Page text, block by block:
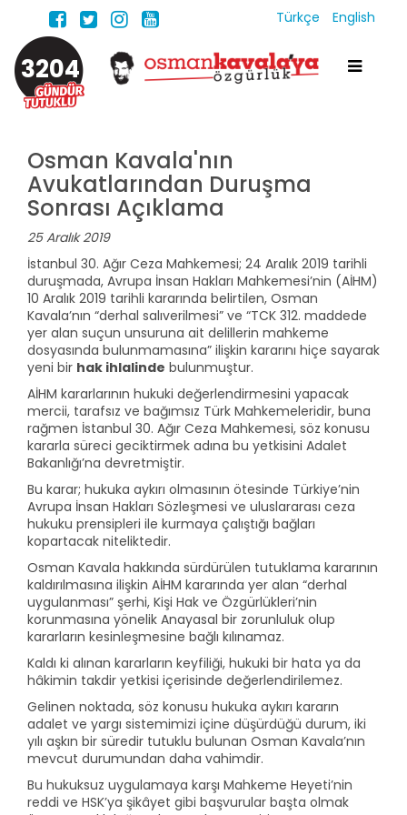
Türkçe English
3204
Osman Kavala'nın
Avukatlarından Duruşma
Sonrası Açıklama
25 Aralık 2019
İstanbul 30. Ağır Ceza Mahkemesi; 24 Aralık 2019 tarihli
duruşmada, Avrupa İnsan Hakları Mahkemesi’nin (AİHM)
10 Aralık 2019 tarihli kararında belirtilen, Osman
Kavala’nın “derhal salıverilmesi” ve “TCK 312. maddede
yer alan suçun unsuruna ait delillerin mahkeme
dosyasında bulunmamasına” ilişkin kararını hiçe sayarak
yeni bir hak ihlalinde bulunmuştur.
AİHM kararlarının hukuki değerlendirmesini yapacak
mercii, tarafsız ve bağımsız Türk Mahkemeleridir, buna
rağmen İstanbul 30. Ağır Ceza Mahkemesi, söz konusu
kararla süreci geciktirmek adına bu yetkisini Adalet
Bakanlığı’na devretmiştir.
Bu karar; hukuka aykırı olmasının ötesinde Türkiye’nin
Avrupa İnsan Hakları Sözleşmesi ve uluslararası ceza
hukuku prensipleri ile kurmaya çalıştığı bağları
kopartacak niteliktedir.
Osman Kavala hakkında sürdürülen tutuklama kararının
kaldırılmasına ilişkin AİHM kararında yer alan “derhal
uygulanması” şerhi, Kişi Hak ve Özgürlükleri’nin
korunmasına yönelik Anayasal bir zorunluluk olup
kararların kesinleşmesine bağlı kılınamaz.
Kaldı ki alınan kararların keyfiliği, hukuki bir hata ya da
hâkimin takdir yetkisi içerisinde değerlendirilemez.
Gelinen noktada, söz konusu hukuka aykırı kararın
adalet ve yargı sistemimizi içine düşürdüğü durum, iki
yılı aşkın bir süredir tutuklu bulunan Osman Kavala’nın
mevcut durumundan daha vahimdir.
Bu hukuksuz uygulamaya karşı Mahkeme Heyeti’nin
reddi ve HSK’ya şikâyet gibi başvurular başta olmak